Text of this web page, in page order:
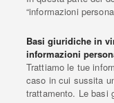
“informazioni
Basi giuridiche in
informazioni
Trattiamo le tue
caso in cui sussita
trattamento. Le basi